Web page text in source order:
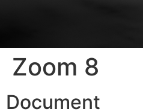
Zoom 8
Document